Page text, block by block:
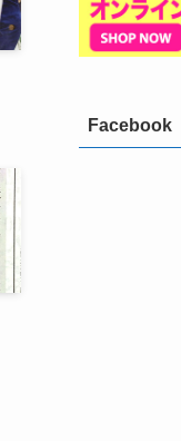
Facebook